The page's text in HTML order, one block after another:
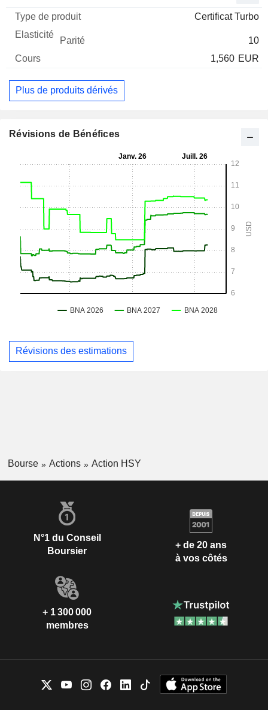
Certificat Turbo
10
1,560 EUR
Plus de produits dérivés
Révisions de Bénéfices
Révisions des estimations
Bourse Actions Action HSY
N°1 du Conseil
Boursier
+ de 20 ans
à vos côtés
+ 1 300 000
membres